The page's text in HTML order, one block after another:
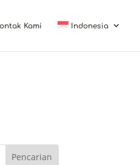
Kami Indonesia